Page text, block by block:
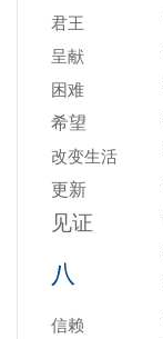
君王
呈献
困难
希望
改变生活
更新
见证
八
信赖